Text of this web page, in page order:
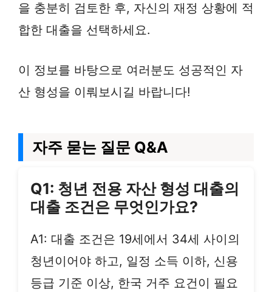
을 충분히 검토한 후, 자신의 재정 상황에 적
합한 대출을 선택하세요.
이 정보를 바탕으로 여러분도 성공적인 자
산 형성을 이뤄보시길 바랍니다!
자주 묻는 질문 Q&A
Q1: 청년 전용 자산 형성 대출의
대출 조건은 무엇인가요?
A1: 대출 조건은 19세에서 34세 사이의
청년이어야 하고, 일정 소득 이하, 신용
등급 기준 이상, 한국 거주 요건이 필요